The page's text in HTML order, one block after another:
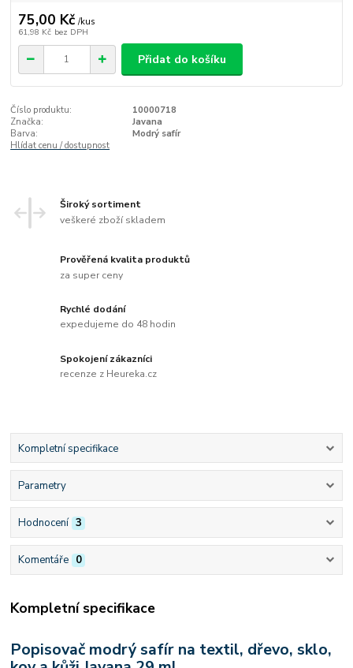
75,00 Kč /kus
61,98 Kč bez DPH
Přidat do košíku
Číslo produktu:
10000718
Značka:
Javana
Barva:
Modrý safír
Hlídat cenu / dostupnost
Široký sortiment
veškeré zboží skladem
Prověřená kvalita produktů
za super ceny
Rychlé dodání
expedujeme do 48 hodin
Spokojení zákazníci
recenze z Heureka.cz
Kompletní specifikace
Parametry
Hodnocení 3
Komentáře 0
Kompletní specifikace
Popisovač modrý safír na textil, dřevo, sklo,